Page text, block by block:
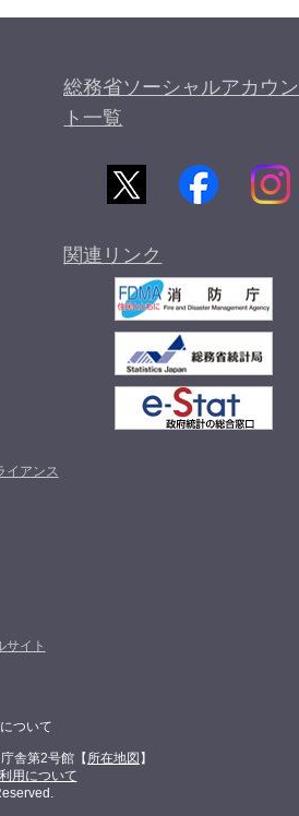
イアンス
サイト
総務省ソーシャルアカウン
ト一覧
関連リンク
ついて
舎第2号館【 所在地図 】
用について